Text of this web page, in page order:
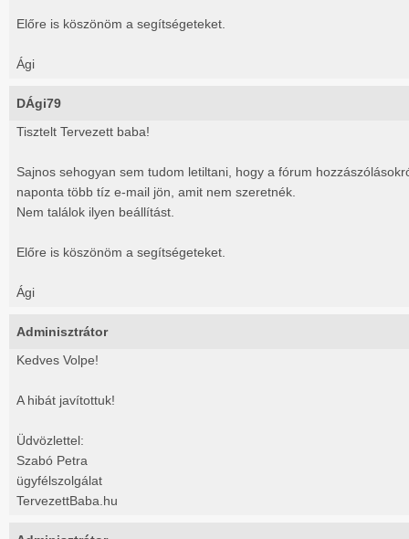
Előre is köszönöm a segítségeteket.
Ági
DÁgi79
Tisztelt Tervezett baba!
Sajnos sehogyan sem tudom letiltani, hogy a fórum
naponta több tíz e-mail jön, amit nem szeretnék.
Nem találok ilyen beállítást.
Előre is köszönöm a segítségeteket.
Ági
Adminisztrátor
Kedves Volpe!
A hibát javítottuk!
Üdvözlettel:
Szabó Petra
ügyfélszolgálat
TervezettBaba.hu